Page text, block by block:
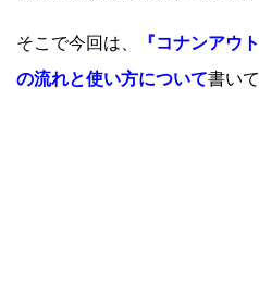
そこで今回は、
『コナンアウ
の流れと使い方について書い